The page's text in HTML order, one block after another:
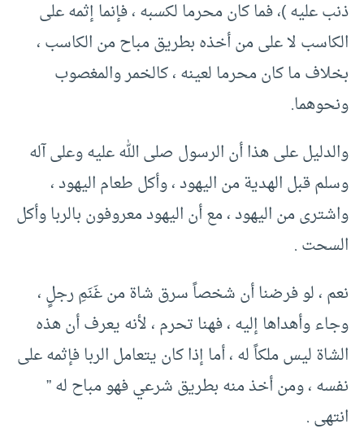
ذنب عليه )، فما كان محرما لكسبه ، فإنما إثمه على
الكاسب لا على من أخذه بطريق مباح من الكاسب ،
بخلاف ما كان محرما لعينه ، كالخمر والمغصوب
ونحوهما.
والدليل على هذا أن الرسول صلى الله عليه وعلى آله
وسلم قبل الهدية من اليهود ، وأكل طعام اليهود ،
واشترى من اليهود ، مع أن اليهود معروفون بالربا وأكل
السحت .
نعم ، لو فرضنا أن شخصاً سرق شاة من غَنَمِ رجلٍ ،
وجاء وأهداها إليه ، فهنا تحرم ، لأنه يعرف أن هذه
الشاة ليس ملكاً له ، أما إذا كان يتعامل الربا فإثمه على
نفسه ، ومن أخذ منه بطريق شرعي فهو مباح له ”
انتهى .